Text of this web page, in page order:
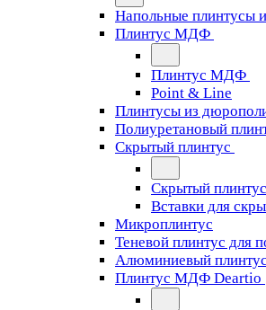
Напольные плинтусы
Плинтус МДФ
Плинтус МДФ
Point & Line
Плинтусы из
Полиуретановый
Скрытый плинтус
Скрытый плинтус
Вставки для
Микроплинтус
Теневой плинтус для
Алюминиевый плинтус
Плинтус МДФ Deartio